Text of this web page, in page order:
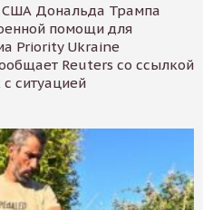
США Дональда Трампа
помощи для
Priority Ukraine
Reuters со ссылкой
ситуацией